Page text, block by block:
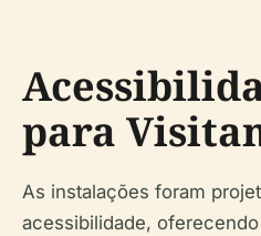
para
As instalações foram
acessibilidade,